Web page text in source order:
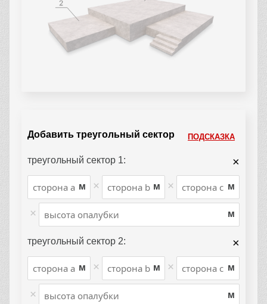
Добавить треугольный сектор ПОДСКАЗКА
треугольный сектор 1:
м × м × м
× м
×
треугольный сектор 2:
м × м × м
× м
×